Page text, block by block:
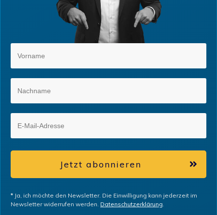
Jetzt abonnieren
* Ja, ich möchte den Newsletter. Die Einwilligung kann jederzeit im
Newsletter widerrufen werden. Datenschutzerklärung